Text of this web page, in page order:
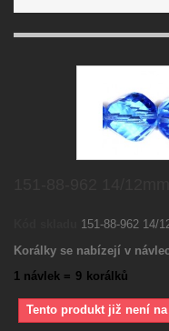
151-88-962 14/
Korálky se nabízejí v
1 návlek = 9 korálků
Tento produkt již není